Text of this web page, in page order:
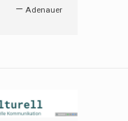
— Adenauer